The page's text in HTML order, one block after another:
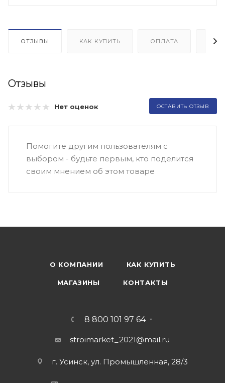
ОТЗЫВЫ КАК КУПИТЬ ОПЛАТА
Отзывы
Нет оценок ОСТАВИТЬ ОТЗЫВ
Помогите другим пользователям с
выбором - будьте первым, кто поделится
своим мнением об этом товаре
О КОМПАНИИ КАК КУПИТЬ
МАГАЗИНЫ КОНТАКТЫ
8 800 101 97 64
stroimarket_2021@mail.ru
г. Усинск, ул. Промышленная, 28/3